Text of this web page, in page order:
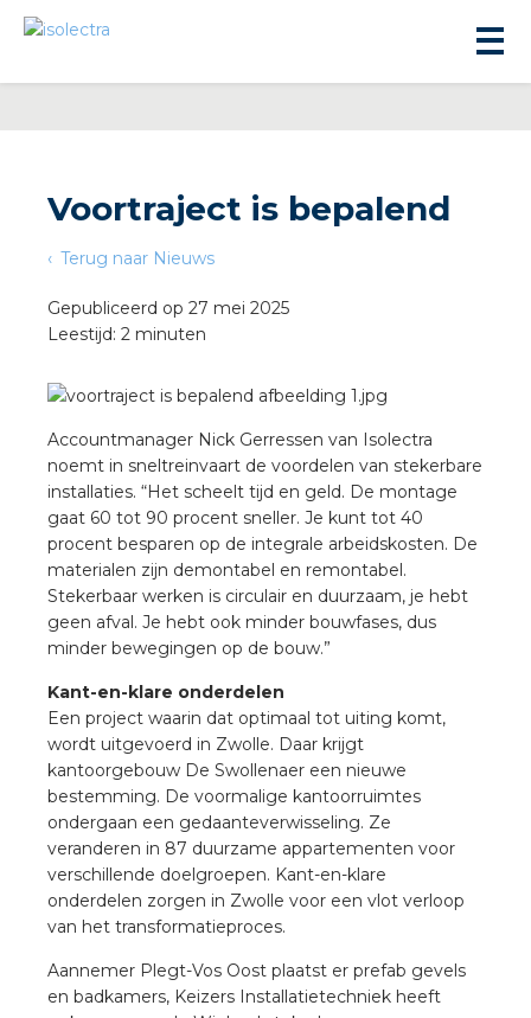
Voortraject is bepalend
Terug naar Nieuws
Gepubliceerd op 27 mei 2025
Leestijd: 2 minuten
Accountmanager Nick Gerressen van Isolectra
noemt in sneltreinvaart de voordelen van stekerbare
installaties. “Het scheelt tijd en geld. De montage
gaat 60 tot 90 procent sneller. Je kunt tot 40
procent besparen op de integrale arbeidskosten. De
materialen zijn demontabel en remontabel.
Stekerbaar werken is circulair en duurzaam, je hebt
geen afval. Je hebt ook minder bouwfases, dus
minder bewegingen op de bouw.”
Kant-en-klare onderdelen
Een project waarin dat optimaal tot uiting komt,
wordt uitgevoerd in Zwolle. Daar krijgt
kantoorgebouw De Swollenaer een nieuwe
bestemming. De voormalige kantoorruimtes
ondergaan een gedaanteverwisseling. Ze
veranderen in 87 duurzame appartementen voor
verschillende doelgroepen. Kant-en-klare
onderdelen zorgen in Zwolle voor een vlot verloop
van het transformatieproces.
Aannemer Plegt-Vos Oost plaatst er prefab gevels
en badkamers, Keizers Installatietechniek heeft
installeren
installeren
installeren
installeren in beton
stekerbare vlakkabel